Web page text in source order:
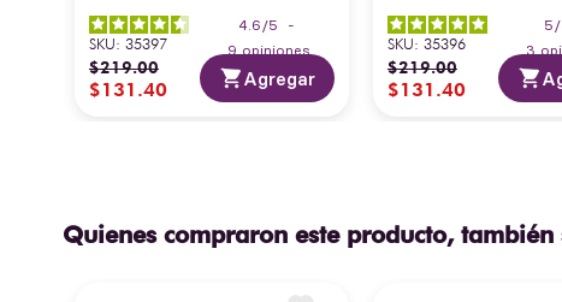
4.6 /5
-
9 opiniones
SKU: 35397
$219.00
$131 .40 Agregar
5 /
3
SKU: 35396
$219.00
$131 .40
Quienes compraron este producto,